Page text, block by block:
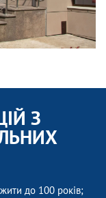
З
до 100 років;